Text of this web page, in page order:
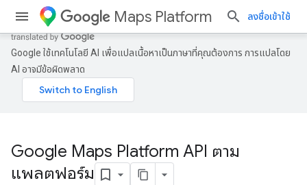
Maps Platform ลงชื่อเข้าใช้
Google ใช้เทคโนโลยี AI เพื่อแปลเนื้อหาเป็นภาษาที่คุณต้องการ การแปลโดย
AI อาจมีข้อผิดพลาด
Google Maps Platform API ตาม
แพลตฟอร์ม